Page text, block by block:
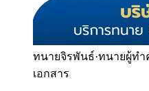
ทนายจิรพันธ์·ทนายผู้ทำ
เอกสาร